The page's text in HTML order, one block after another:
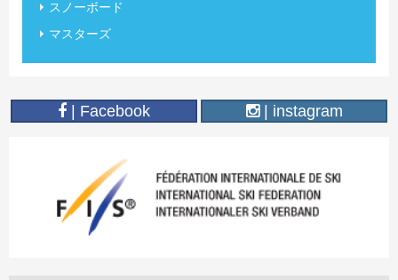
スノーボード
マスターズ
| Facebook | instagram